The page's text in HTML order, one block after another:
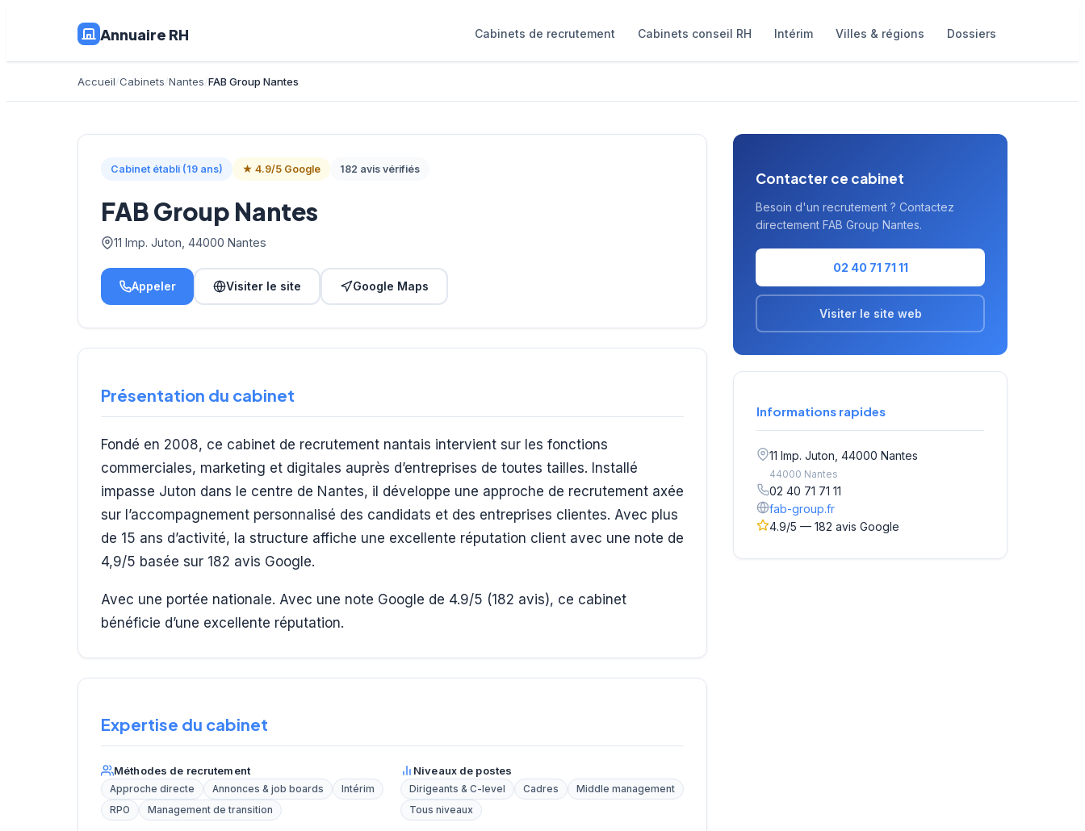
Annuaire RH Cabinets de recrutement Cabinets conseil RH Intérim Villes & régions Dossiers
Accueil Cabinets Nantes FAB Group Nantes
Cabinet établi (19 ans) ★ 4.9/5 Google 182 avis vérifiés
FAB Group Nantes
11 Imp. Juton, 44000 Nantes
Appeler Visiter le site Google Maps
Présentation du cabinet
Fondé en 2008, ce cabinet de recrutement nantais intervient sur les fonctions
commerciales, marketing et digitales auprès d’entreprises de toutes tailles. Installé
impasse Juton dans le centre de Nantes, il développe une approche de recrutement axée
sur l’accompagnement personnalisé des candidats et des entreprises clientes. Avec plus
de 15 ans d’activité, la structure affiche une excellente réputation client avec une note de
4,9/5 basée sur 182 avis Google.
Avec une portée nationale. Avec une note Google de 4.9/5 (182 avis), ce cabinet
bénéficie d’une excellente réputation.
Expertise du cabinet
Méthodes de recrutement
Approche directe Annonces & job boards
Intérim
RPO
Management de transition
Niveaux de postes
Dirigeants & C-level Cadres
Middle management
Tous niveaux
Contacter ce cabinet
Besoin d'un recrutement ? Contactez
directement FAB Group Nantes.
02 40 71 71 11
Visiter le site web
Informations rapides
11 Imp. Juton, 44000 Nantes
44000 Nantes
02 40 71 71 11
fab-group.fr
4.9/5 — 182 avis Google